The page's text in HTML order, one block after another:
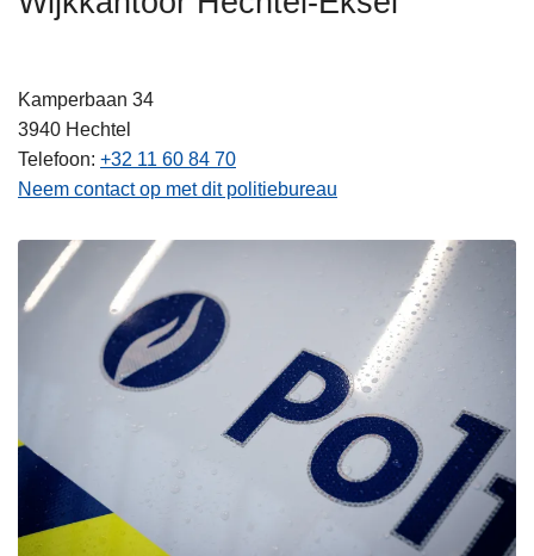
Kamperbaan 34
3940 Hechtel
Telefoon +32 11 60 84 70
Neem contact op met dit politiebureau